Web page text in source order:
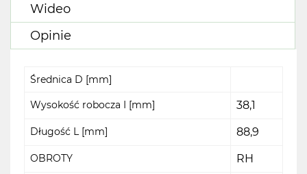
Wideo
Opinie
Średnica D [mm]
Wysokość robocza I [mm] 38,1
Długość L [mm] 88,9
OBROTY RH